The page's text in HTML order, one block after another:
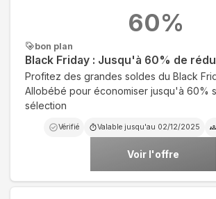
bon plan
Black Friday : Jusqu'à 60% de
Profitez des grandes soldes du Black
Allobébé pour économiser jusqu'à 60%
sélection
Vérifié Valable jusqu'au 02/12/2025
Voir l'offre
60%